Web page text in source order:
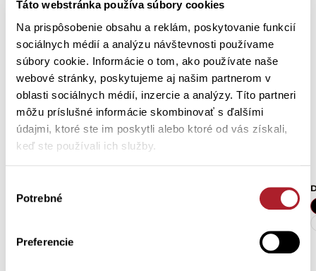
Táto webstránka používa súbory cookies
Na prispôsobenie obsahu a reklám, poskytovanie funkcií
sociálnych médií a analýzu návštevnosti používame
súbory cookie. Informácie o tom, ako používate naše
webové stránky, poskytujeme aj našim partnerom v
oblasti sociálnych médií, inzercie a analýzy. Títo partneri
môžu príslušné informácie skombinovať s ďalšími
údajmi, ktoré ste im poskytli alebo ktoré od vás získali,
keď ste používali ich služby.
súhlasu
Potrebné
Preferencie
-30 %
S M
XL